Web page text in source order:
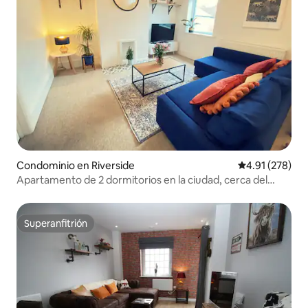
Condominio en Riverside Calificación
4.91 (278)
Apartamento de 2 dormitorios en la ciudad, cerca del
gratuito
Superanfitrión
Superanfitrión